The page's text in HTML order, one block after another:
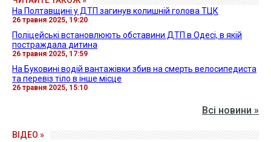
На Полтавщині у ДТП загинув колишній голова ТЦК
26 травня 2025, 19:20
Поліцейські встановлюють обставини ДТП в Одесі, в якій
постраждала дитина
26 травня 2025, 17:59
На Буковині водій вантажівки збив на смерть велосипедиста
та перевіз тіло в інше місце
26 травня 2025, 15:10
Всі новини »
ВІДЕО »